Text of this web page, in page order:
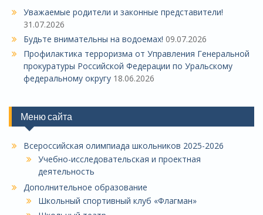
Уважаемые родители и законные представители!
31.07.2026
Будьте внимательны на водоемах! 09.07.2026
Профилактика терроризма от Управления Генеральной
прокуратуры Российской Федерации по Уральскому
федеральному округу 18.06.2026
Меню сайта
Всероссийская олимпиада школьников 2025-2026
Учебно-исследовательская и проектная
деятельность
Дополнительное образование
Школьный спортивный клуб «Флагман»